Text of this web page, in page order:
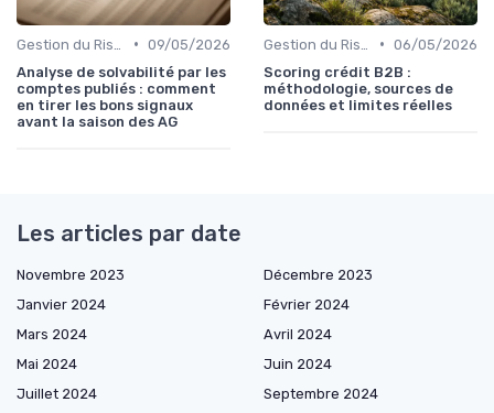
• 09/05/2026
Analyse de solvabilité par les
comptes publiés : comment
en tirer les bons signaux
avant la saison des AG
• 06/05/2026
Scoring crédit B2B :
méthodologie, sources de
données et limites réelles
Les articles par date
Novembre 2023
Décembre 2023
Janvier 2024
Février 2024
Mars 2024
Avril 2024
Mai 2024
Juin 2024
Juillet 2024
Septembre 2024